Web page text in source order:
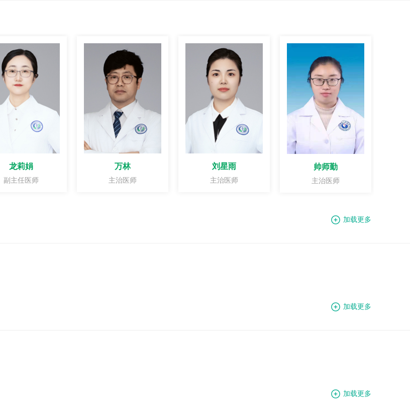
龙莉娟
副主任医师
万林
主治医师
刘星雨
主治医师
帅师勤
主治医师
加载更多
加载更多
加载更多